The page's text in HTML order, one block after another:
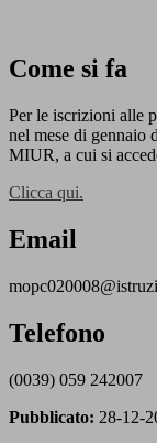
Come si fa
Per le iscrizioni alle
nel mese di gennaio
MIUR, a cui si
Clicca qui.
Email
Telefono
(0039) 059 242007
Pubblicato: 28-12-